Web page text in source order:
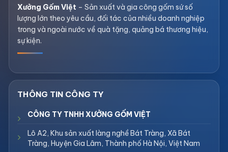
Xưởng Gốm Việt – Sản xuất và gia công gốm sứ số
lượng lớn theo yêu cầu, đối tác của nhiều doanh nghiệp
trong và ngoài nước về quà tặng, quảng bá thương hiệu,
sự kiện.
CÔNG TY TNHH XƯỞNG GỐM VIỆT
Lô A2, Khu sản xuất làng nghề Bát Tràng, Xã Bát
Tràng, Huyện Gia Lâm, Thành phố Hà Nội, Việt Nam